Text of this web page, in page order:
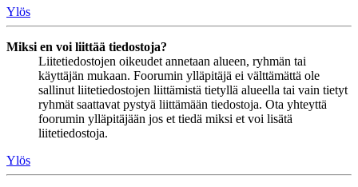
Ylös
Miksi en voi liittää tiedostoja?
Liitetiedostojen oikeudet annetaan alueen, ryhmän tai
käyttäjän mukaan. Foorumin ylläpitäjä ei välttämättä ole
sallinut liitetiedostojen liittämistä tietyllä alueella tai vain tietyt
ryhmät saattavat pystyä liittämään tiedostoja. Ota yhteyttä
foorumin ylläpitäjään jos et tiedä miksi et voi lisätä
liitetiedostoja.
Ylös